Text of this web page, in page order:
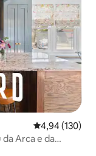
Classificação
4,94 (130)
Arca e da